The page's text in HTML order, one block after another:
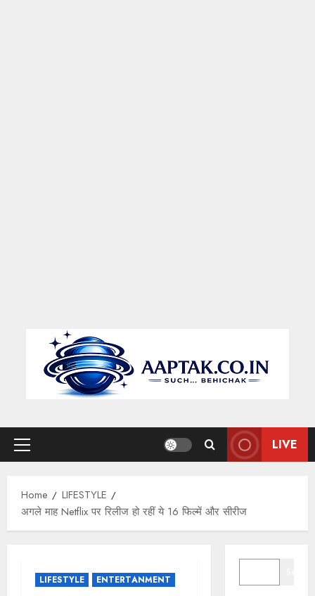
Primary
LIVE
Home
LIFESTYLE
अगले माह Netflix पर रिलीज हो रहीं ये 16 फिल्में और सीरीज
LIFESTYLE ENTERTANMENT